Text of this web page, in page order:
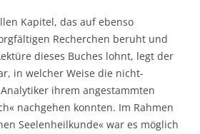
Kapitel, das auf ebenso
Recherchen beruht und
dieses Buches lohnt, legt der
in welcher Weise die nicht-
ihrem angestammten
nachgehen konnten. Im Rahmen
Seelenheilkunde« war es möglich